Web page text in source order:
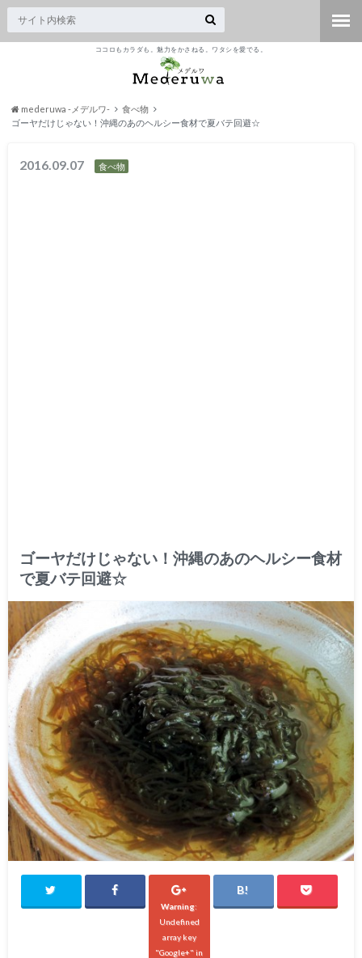
ココロもカラダも。魅力をかさねる。ワタシを愛でる。
mederuwa -メデルワ-
食べ物
ゴーヤだけじゃない！沖縄のあのヘルシー食材で夏バテ回避☆
2016.09.07 食べ物
ゴーヤだけじゃない！沖縄のあのヘルシー食材
で夏バテ回避☆
Warning:
Undefined
array key
"Google+" in